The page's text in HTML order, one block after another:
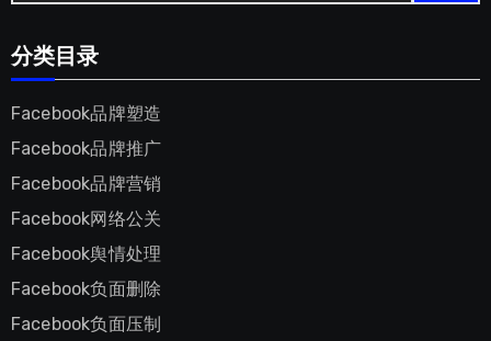
分类目录
Facebook品牌塑造
Facebook品牌推广
Facebook品牌营销
Facebook网络公关
Facebook舆情处理
Facebook负面删除
Facebook负面压制